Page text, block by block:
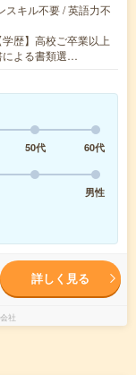
スキル不要 / 英語力不
歴】高校ご卒業以上
による書類選…
50代
60代
男性
詳しく見る
社